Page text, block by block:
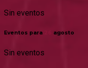
Sin eventos
Eventos para agosto
Sin eventos